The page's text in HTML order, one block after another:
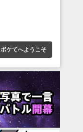
ボケてへようこそ